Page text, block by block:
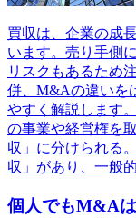
買収は、企業の成
います。売り手側
リスクもあるため
併、M&Aの違いを
やすく解説します
の事業や経営権を
収」に分けられる
収」があり、一般
個人でもM&A